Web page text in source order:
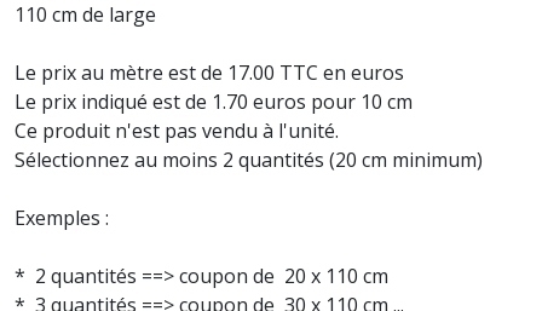
110 cm de large
Le prix au mètre est de 17.00 TTC en euros
Le prix indiqué est de 1.70 euros pour 10 cm
Ce produit n'est pas vendu à l'unité.
Sélectionnez au moins 2 quantités (20 cm minimum)
Exemples :
* 2 quantités ==> coupon de 20 x 110 cm
* 3 quantités ==> coupon de 30 x 110 cm ...